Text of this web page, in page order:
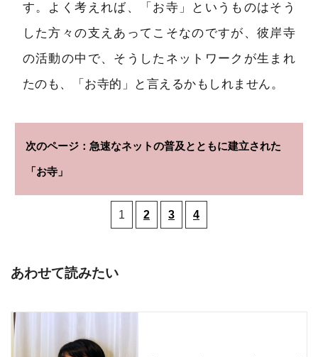
す。よく考えれば、「お寺」というものはそう
した方々の支えあってこそなのですが、彼岸寺
の活動の中で、そうしたネットワークが生まれ
たのも、「お寺的」と言えるかもしれません。
急速なネットの普及とともに建立された
「お寺」
1 2 3 4
あわせて読みたい